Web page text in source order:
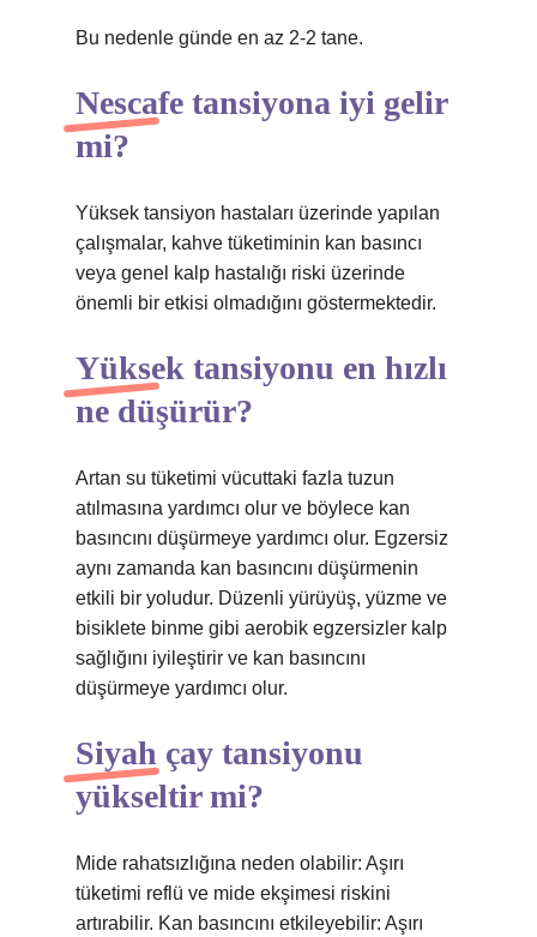
Bu nedenle günde en az 2-2 tane.
Nescafe tansiyona iyi gelir
mi?
Yüksek tansiyon hastaları üzerinde yapılan
çalışmalar, kahve tüketiminin kan basıncı
veya genel kalp hastalığı riski üzerinde
önemli bir etkisi olmadığını göstermektedir.
Yüksek tansiyonu en hızlı
ne düşürür?
Artan su tüketimi vücuttaki fazla tuzun
atılmasına yardımcı olur ve böylece kan
basıncını düşürmeye yardımcı olur. Egzersiz
aynı zamanda kan basıncını düşürmenin
etkili bir yoludur. Düzenli yürüyüş, yüzme ve
bisiklete binme gibi aerobik egzersizler kalp
sağlığını iyileştirir ve kan basıncını
düşürmeye yardımcı olur.
Siyah çay tansiyonu
yükseltir mi?
Mide rahatsızlığına neden olabilir: Aşırı
tüketimi reflü ve mide ekşimesi riskini
artırabilir. Kan basıncını etkileyebilir: Aşırı